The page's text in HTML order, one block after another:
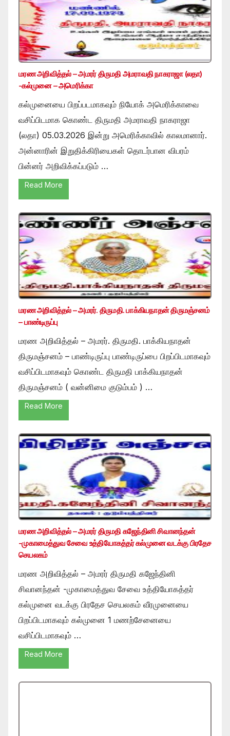
மரண அறிவித்தல் – அமரர் திருமதி அமராவதி நாகராஜா (லதா)
-கல்முனை – அமெரிக்கா
கல்முனையை பிறப்படமாகவும் நியோக் அமெரிக்காவை
வசிப்பிடமாக கொண்ட திருமதி அமராவதி நாகராஜா
(லதா) 05.03.2026 இன்று அமெரிக்காவில் காலமானார்.
அன்னாரின் இறுதிக்கிரியைகள் தொடர்பான விபரம்
பின்னர் அறிவிக்கப்படும் …
Read More
மரண அறிவித்தல் – அமரர். திருமதி. பாக்கியநாதன் திருமஞ்சனம்
– பாண்டிருப்பு
மரண அறிவித்தல் – அமரர். திருமதி. பாக்கியநாதன்
திருமஞ்சனம் – பாண்டிருப்பு பாண்டிருப்பை பிறப்பிடமாகவும்
வசிப்பிடமாகவும் கொண்ட திருமதி பாக்கியநாதன்
திருமஞ்சனம் ( வன்னிமை குடும்பம் ) …
Read More
மரண அறிவித்தல் – அமரர் திருமதி கஜேந்தினி சிவானந்தன்
-முகாமைத்துவ சேவை உத்தியோகத்தர் கல்முனை வடக்கு பிரதேச
செயலகம்
மரண அறிவித்தல் – அமரர் திருமதி கஜேந்தினி
சிவானந்தன் -முகாமைத்துவ சேவை உத்தியோகத்தர்
கல்முனை வடக்கு பிரதேச செயலகம் வீரமுனையை
பிறப்பிடமாகவும் கல்முனை 1 மணற்சேனையை
வசிப்பிடமாகவும் …
Read More